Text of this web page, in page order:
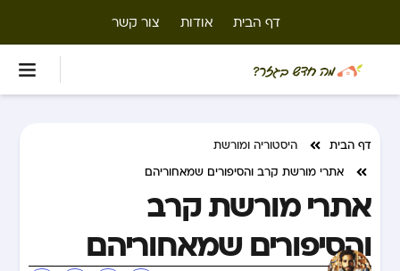
דף הבית אודות צור קשר
דף הבית
היסטוריה ומורשת
אתרי מורשת קרב והסיפורים שמאחוריהם
אתרי מורשת קרב
והסיפורים שמאחוריהם